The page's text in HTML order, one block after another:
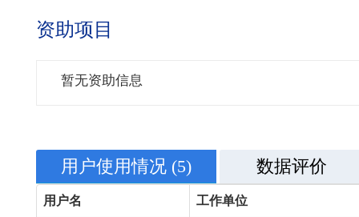
资助项目
暂无资助信息
用户使用情况 (5) 数据评价
用户名 工作单位